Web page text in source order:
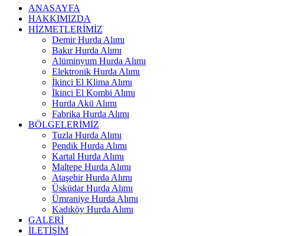
ANASAYFA
HAKKIMIZDA
HİZMETLERİMİZ
Demir Hurda Alımı
Bakır Hurda Alımı
Alüminyum Hurda Alımı
Elektronik Hurda Alımı
İkinci El Klima Alımı
İkinci El Kombi Alımı
Hurda Akü Alımı
Fabrika Hurda Alımı
BÖLGELERİMİZ
Tuzla Hurda Alımı
Pendik Hurda Alımı
Kartal Hurda Alımı
Maltepe Hurda Alımı
Ataşehir Hurda Alımı
Üsküdar Hurda Alımı
Ümraniye Hurda Alımı
Kadıköy Hurda Alımı
GALERİ
İLETİŞİM